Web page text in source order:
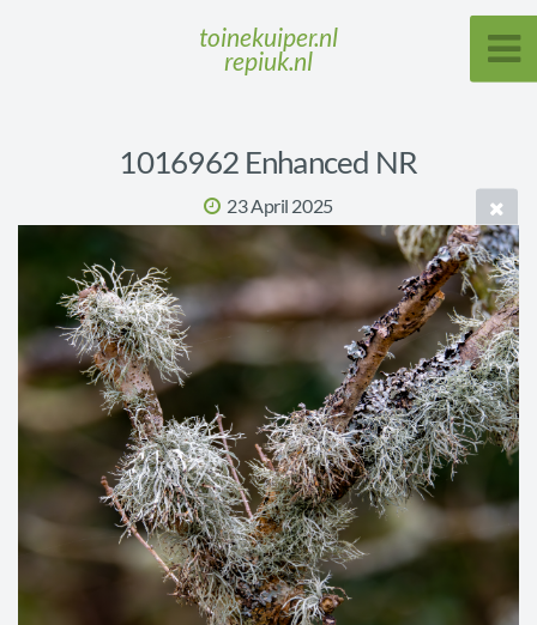
toinekuiper.nl
repiuk.nl
1016962 Enhanced NR
23 April 2025